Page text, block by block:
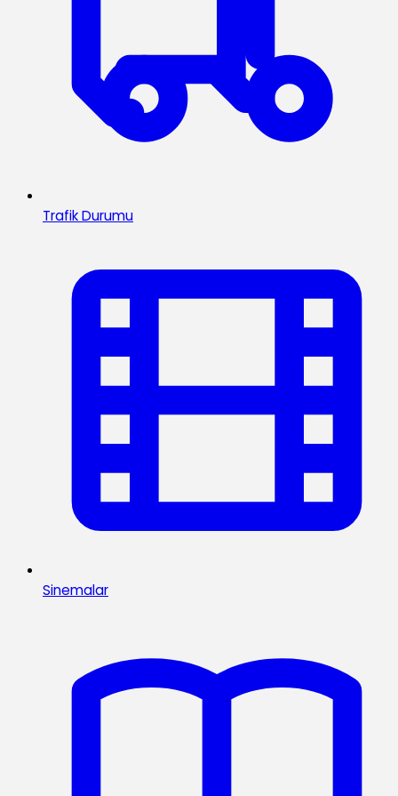
Trafik Durumu
Sinemalar